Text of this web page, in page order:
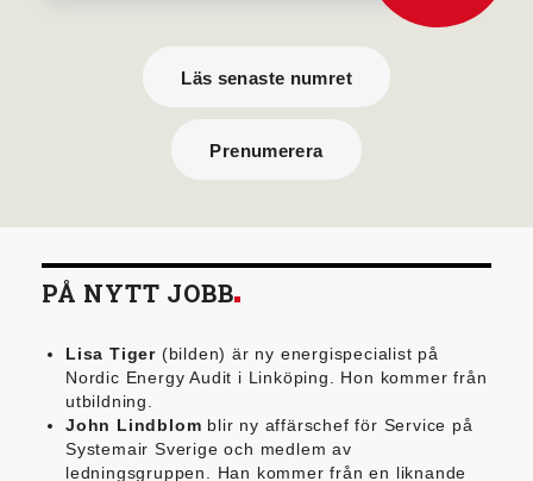
Läs senaste numret
Prenumerera
PÅ NYTT JOBB
Lisa Tiger (bilden) är ny energispecialist på
Nordic Energy Audit i Linköping. Hon kommer från
utbildning.
John Lindblom blir ny affärschef för Service på
Systemair Sverige och medlem av
ledningsgruppen. Han kommer från en liknande